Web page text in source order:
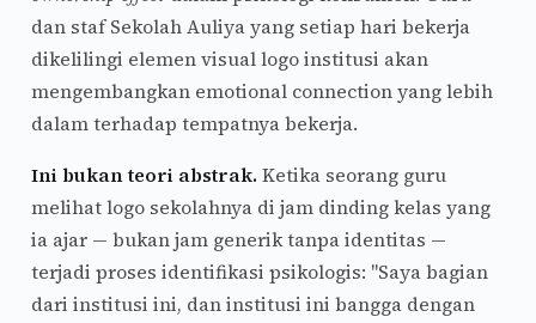
dan staf Sekolah Auliya yang setiap hari bekerja
dikelilingi elemen visual logo institusi akan
mengembangkan emotional connection yang lebih
dalam terhadap tempatnya bekerja.
Ini bukan teori abstrak. Ketika seorang guru
melihat logo sekolahnya di jam dinding kelas yang
ia ajar — bukan jam generik tanpa identitas —
terjadi proses identifikasi psikologis: "Saya bagian
dari institusi ini, dan institusi ini bangga dengan